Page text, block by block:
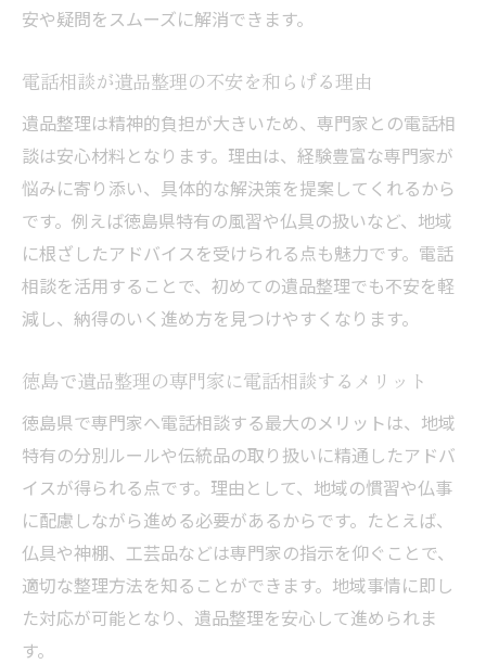
安や疑問をスムーズに解消できます。
電話相談が遺品整理の不安を和らげる理由
遺品整理は精神的負担が大きいため、専門家との電話相
談は安心材料となります。理由は、経験豊富な専門家が
悩みに寄り添い、具体的な解決策を提案してくれるから
です。例えば徳島県特有の風習や仏具の扱いなど、地域
に根ざしたアドバイスを受けられる点も魅力です。電話
相談を活用することで、初めての遺品整理でも不安を軽
減し、納得のいく進め方を見つけやすくなります。
徳島で遺品整理の専門家に電話相談するメリット
徳島県で専門家へ電話相談する最大のメリットは、地域
特有の分別ルールや伝統品の取り扱いに精通したアドバ
イスが得られる点です。理由として、地域の慣習や仏事
に配慮しながら進める必要があるからです。たとえば、
仏具や神棚、工芸品などは専門家の指示を仰ぐことで、
適切な整理方法を知ることができます。地域事情に即し
た対応が可能となり、遺品整理を安心して進められま
す。